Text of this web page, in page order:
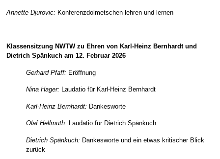
Annette Djurovic: Konferenzdolmetschen lehren und lernen
Klassensitzung NWTW zu Ehren von Karl-Heinz Bernhardt und
Dietrich Spänkuch am 12. Februar 2026
Gerhard Pfaff: Eröffnung
Nina Hager: Laudatio für Karl-Heinz Bernhardt
Karl-Heinz Bernhardt: Dankesworte
Olaf Hellmuth: Laudatio für Dietrich Spänkuch
Dietrich Spänkuch: Dankesworte und ein etwas kritischer Blick
zurück